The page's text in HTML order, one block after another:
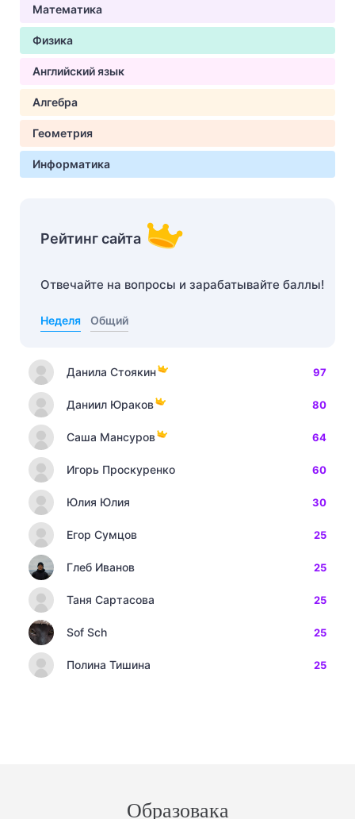
Математика
Физика
Английский язык
Алгебра
Геометрия
Информатика
Рейтинг сайта
Отвечайте на вопросы и зарабатывайте баллы!
Неделя Общий
Данила Стоякин 97
Даниил Юраков 80
Саша Мансуров 64
Игорь Проскуренко 60
Юлия Юлия 30
Егор Сумцов 25
Глеб Иванов 25
Таня Сартасова 25
Sof Sch 25
Полина Тишина 25
Образовака